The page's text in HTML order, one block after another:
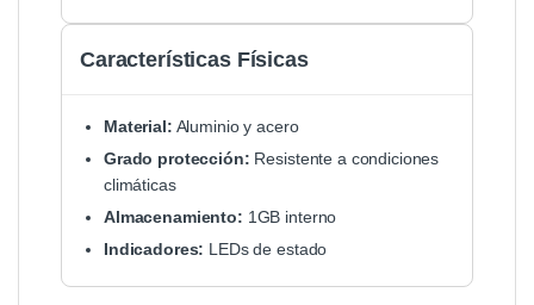
Características Físicas
Material: Aluminio y acero
Grado protección: Resistente a condiciones
climáticas
Almacenamiento: 1GB interno
Indicadores: LEDs de estado